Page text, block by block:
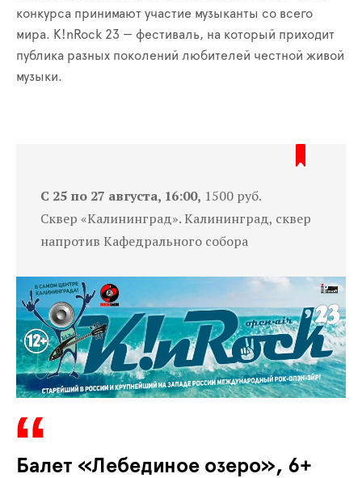
конкурса принимают участие музыканты со всего
мира. K!nRock 23 — фестиваль, на который приходит
публика разных поколений любителей честной живой
музыки.
С 25 по 27 августа, 16:00, 1500 руб.
Сквер «Калининград». Калининград, сквер
напротив Кафедрального собора
Балет «Лебединое озеро», 6+